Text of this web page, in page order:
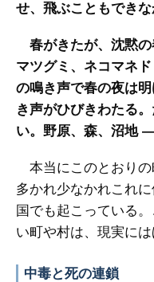
せ、飛ぶこともできな
春がきたが、沈黙の
マツグミ、ネコマネ
の鳴き声で春の夜は
き声がひびきわたる
い。野原、森、沼地
本当にこのとおりの
多かれ少なかれこれ
国でも起こっている
い町や村は、現実には
中毒と死の連鎖